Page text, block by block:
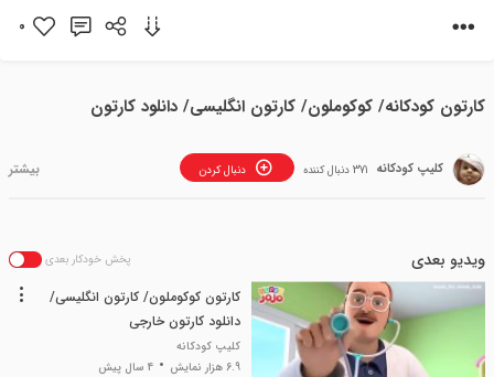
0
کارتون کودکانه/ کوکوملون/ کارتون انگلیسی/ دانلود کارتون
کلیپ کودکانه دنبال کردن 371 دنبال کننده
ویدیو بعدی پخش خودکار بعدی
کارتون کوکوملون/ کارتون انگلیسی/
دانلود کارتون خارجی
کلیپ کودکانه
6.9 هزار نمایش
4 سال پیش